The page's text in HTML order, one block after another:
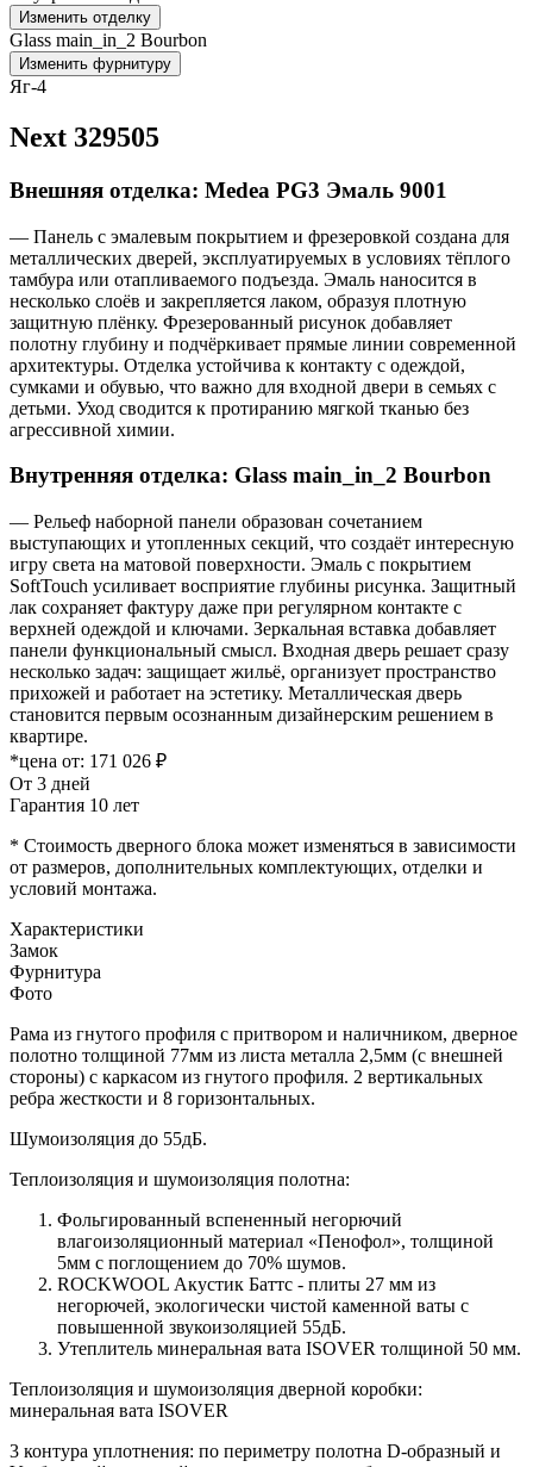
Изменить отделку
Glass main_in_2 Bourbon
Изменить фурнитуру
Яг-4
Next 329505
Внешняя отделка: Medea PG3 Эмаль 9001
— Панель с эмалевым покрытием и фрезеровкой создана для
металлических дверей, эксплуатируемых в условиях тёплого
тамбура или отапливаемого подъезда. Эмаль наносится в
несколько слоёв и закрепляется лаком, образуя плотную
защитную плёнку. Фрезерованный рисунок добавляет
полотну глубину и подчёркивает прямые линии современной
архитектуры. Отделка устойчива к контакту с одеждой,
сумками и обувью, что важно для входной двери в семьях с
детьми. Уход сводится к протиранию мягкой тканью без
агрессивной химии.
Внутренняя отделка: Glass main_in_2 Bourbon
— Рельеф наборной панели образован сочетанием
выступающих и утопленных секций, что создаёт интересную
игру света на матовой поверхности. Эмаль с покрытием
SoftTouch усиливает восприятие глубины рисунка. Защитный
лак сохраняет фактуру даже при регулярном контакте с
верхней одеждой и ключами. Зеркальная вставка добавляет
панели функциональный смысл. Входная дверь решает сразу
несколько задач: защищает жильё, организует пространство
прихожей и работает на эстетику. Металлическая дверь
становится первым осознанным дизайнерским решением в
квартире.
*цена от: 171 026 ₽
От 3 дней
Гарантия 10 лет
* Стоимость дверного блока может изменяться в зависимости
от размеров, дополнительных комплектующих, отделки и
условий монтажа.
Характеристики
Замок
Фурнитура
Фото
Рама из гнутого профиля с притвором и наличником, дверное
полотно толщиной 77мм из листа металла 2,5мм (с внешней
стороны) c каркасом из гнутого профиля. 2 вертикальных
ребра жесткости и 8 горизонтальных.
Шумоизоляция до 55дБ.
Теплоизоляция и шумоизоляция полотна:
Фольгированный вспененный негорючий
влагоизоляционный материал «Пенофол», толщиной
5мм с поглощением до 70% шумов.
ROCKWOOL Акустик Баттс - плиты 27 мм из
негорючей, экологически чистой каменной ваты с
повышенной звукоизоляцией 55дБ.
Утеплитель минеральная вата ISOVER толщиной 50 мм.
Теплоизоляция и шумоизоляция дверной коробки:
минеральная вата ISOVER
3 контура уплотнения: по периметру полотна D-образный и